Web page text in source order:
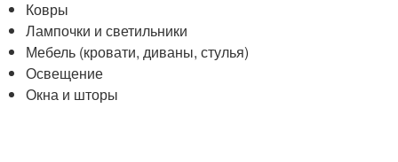
Ковры
Лампочки и светильники
Мебель (кровати, диваны, стулья)
Освещение
Окна и шторы